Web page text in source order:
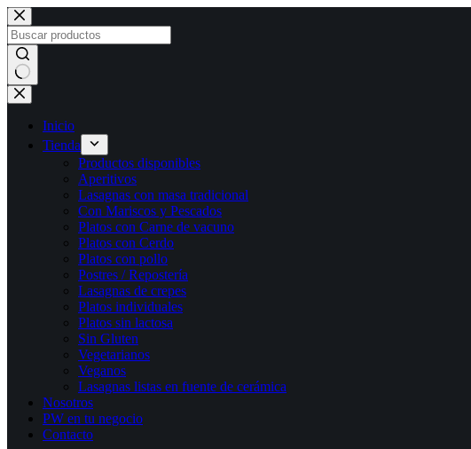
Saltar
al
contenido
Sin
resultados
Inicio
Tienda
Productos disponibles
Aperitivos
Lasagnas con masa tradicional
Con Mariscos y Pescados
Platos con Carne de vacuno
Platos con Cerdo
Platos con pollo
Postres / Repostería
Lasagnas de crepes
Platos individuales
Platos sin lactosa
Sin Gluten
Vegetarianos
Veganos
Lasagnas listas en fuente de cerámica
Nosotros
PW en tu negocio
Contacto